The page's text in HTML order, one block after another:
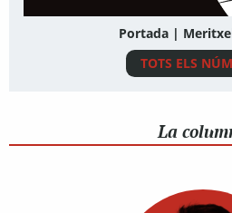
Portada |
TOTS ELS
La